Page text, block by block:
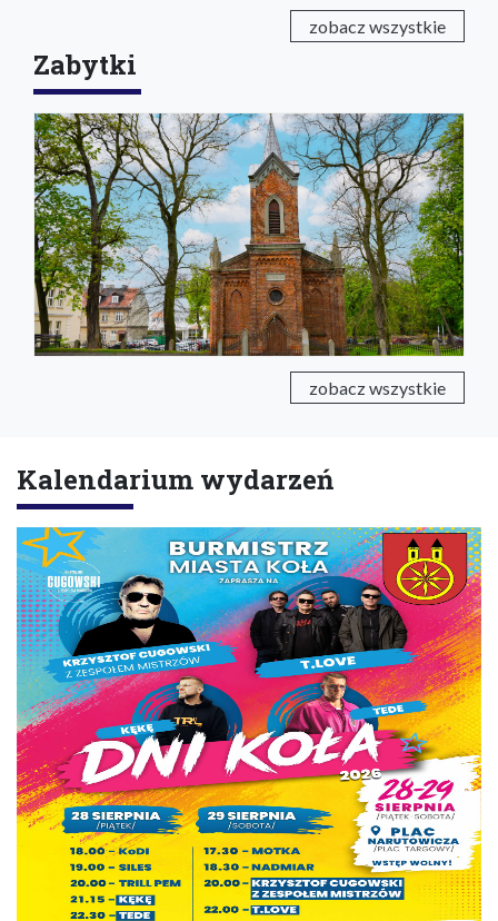
zobacz wszystkie
Zabytki
zobacz wszystkie
Kalendarium wydarzeń